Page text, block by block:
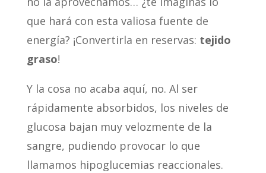
que hará con esta valiosa fuente de
energía? ¡Convertirla en reservas: tejido
graso!
Y la cosa no acaba aquí, no. Al ser
rápidamente absorbidos, los niveles de
glucosa bajan muy velozmente de la
sangre, pudiendo provocar lo que
llamamos hipoglucemias reaccionales.